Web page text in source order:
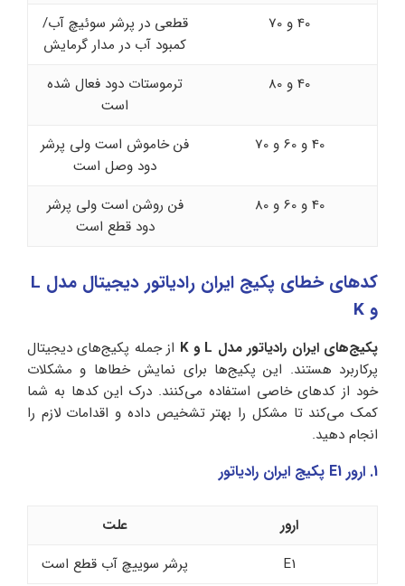
40 و 70
قطعی در پرشر سوئیچ آب/
کمبود آب در مدار گرمایش
40 و 80
ترموستات دود فعال شده
است
40 و 60 و 70
فن خاموش است ولی پرشر
دود وصل است
40 و 60 و 80
فن روشن است ولی پرشر
دود قطع است
کدهای خطای پکیج ایران رادیاتور دیجیتال مدل L
و K
پکیج‌های ایران رادیاتور مدل L و K
از جمله پکیج‌های دیجیتال
پرکاربرد هستند. این پکیج‌ها برای نمایش خطاها و مشکلات
خود از کدهای خاصی استفاده می‌کنند. درک این کدها به شما
کمک می‌کند تا مشکل را بهتر تشخیص داده و اقدامات لازم را
انجام دهید.
1. ارور E1 پکیج ایران رادیاتور
ارور
علت
E1
پرشر سوییچ آب قطع است